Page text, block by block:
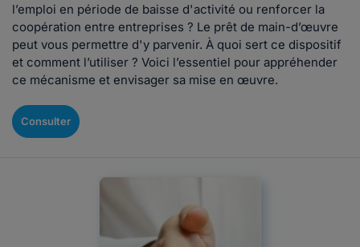
l’emploi en période de baisse d'activité ou renforcer la
coopération entre entreprises ? Le prêt de main-d’œuvre
peut vous permettre d'y parvenir. À quoi sert ce dispositif
et comment l’utiliser ? Voici l’essentiel pour appréhender
ce mécanisme et envisager sa mise en œuvre.
Consulter